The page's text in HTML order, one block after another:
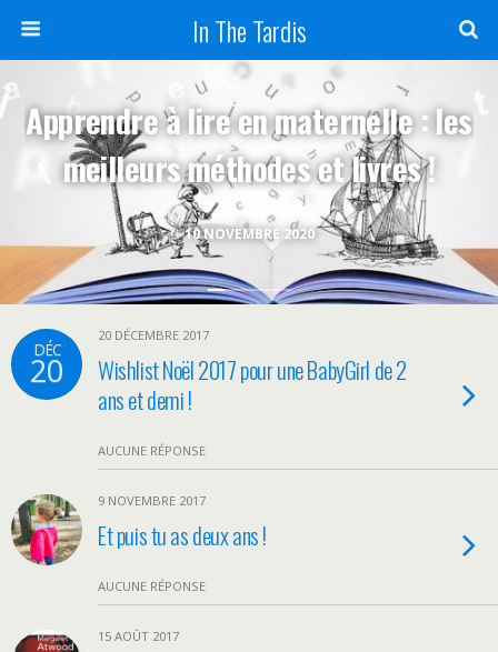
In The Tardis
10 NOVEMBRE 2020
Apprendre à lire en maternelle : les
meilleurs méthodes et livres !
DÉC
20
20 DÉCEMBRE 2017
Wishlist Noël 2017 pour une BabyGirl de 2
ans et demi !
AUCUNE RÉPONSE
9 NOVEMBRE 2017
Et puis tu as deux ans !
AUCUNE RÉPONSE
15 AOÛT 2017